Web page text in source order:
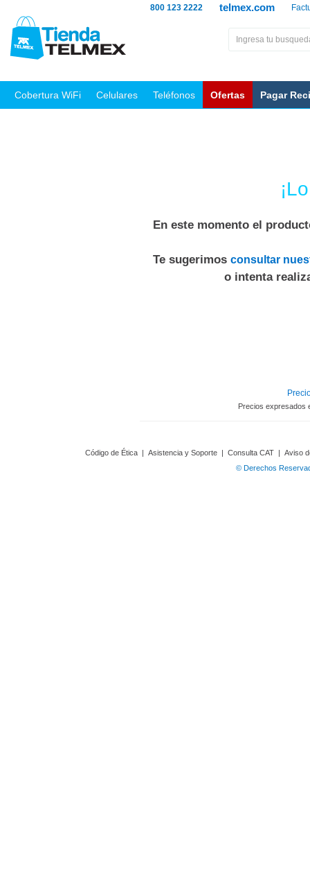
telmex.com
800 123 2222
Cobertura WiFi Celulares Teléfonos Ofertas Pagar
En este momento el
Te sugerimos consultar
o intenta
Precios expresados
Código de Ética | Asistencia y Soporte | Consulta CAT | Aviso
© Derechos